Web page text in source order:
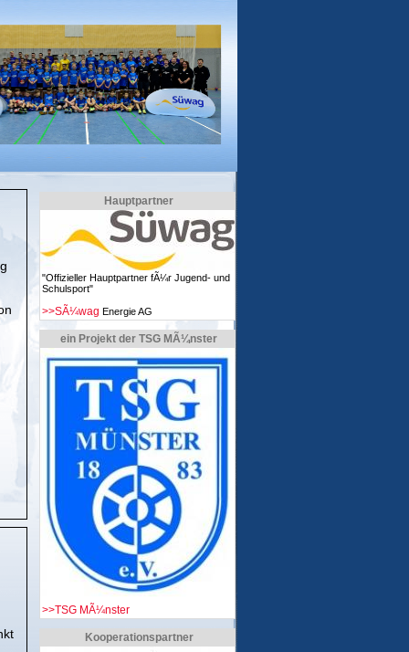
Hauptpartner
"Offizieller Hauptpartner fÃ¼r Jugend- und
Schulsport"
>>SÃ¼wag Energie AG
ein Projekt der TSG MÃ¼nster
>>TSG MÃ¼nster
Kooperationspartner